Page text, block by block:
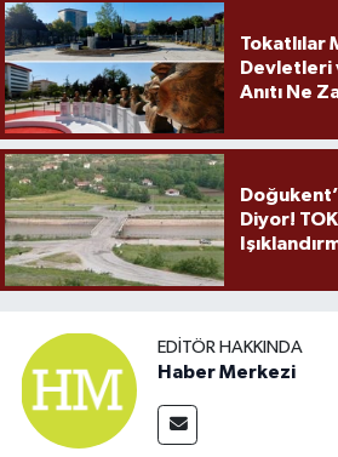
Tokatlılar
Devletleri
Anıtı Ne
Diyor!
EDITÖR HAKKINDA
Haber Merkezi